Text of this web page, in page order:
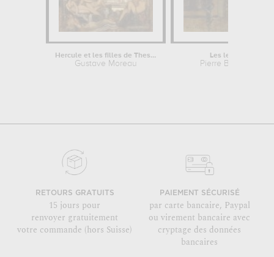
Hercule et les filles de Thespius
Gustave Moreau
Les leçons
Pierre Bonnard
RETOURS GRATUITS
15 jours pour
renvoyer gratuitement
votre commande (hors Suisse)
PAIEMENT SÉCURISÉ
par carte bancaire, Paypal
ou virement bancaire avec
cryptage des données
bancaires